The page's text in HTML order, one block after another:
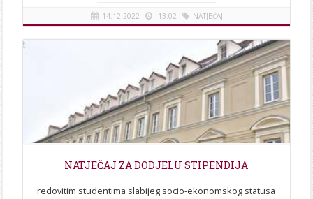
[više]
14.12.2022 13:02 NATJEČAJI
NATJEČAJ ZA DODJELU STIPENDIJA
redovitim studentima slabijeg socio-ekonomskog statusa